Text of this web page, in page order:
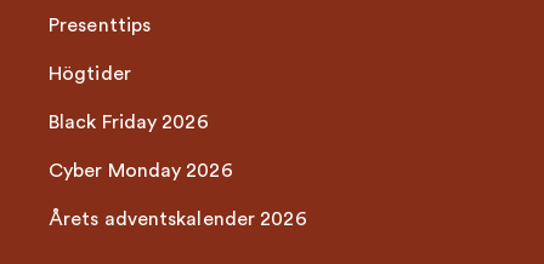
Presenttips
Högtider
Black Friday 2026
Cyber Monday 2026
Årets adventskalender 2026